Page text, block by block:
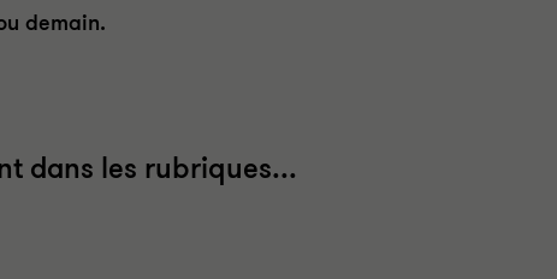
demain.
dans les rubriques...